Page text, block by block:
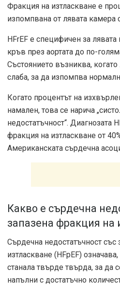
Фракция на изтласкване е
изпомпвана от лявата камера
HFrEF е специфичен за
кръв през аортата до по-
Състоянието възниква,
слаба, за да изпомпва
Когато процентът на
намален, това се нарича
недостатъчност“. Диагнозата
фракция на изтласкване от
Американската сърдечна
Какво е сърдечна
запазена фракция на
Сърдечна недостатъчност със
изтласкване (HFpEF)
станала твърде твърда, за да
напълни с достатъчно